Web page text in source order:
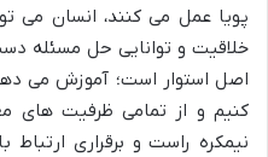
پویا عمل می کنند، انسان می
خلاقیت و توانایی حل مسئله
اصل استوار است؛ آموزش می دهد
کنیم و از تمامی ظرفیت های
نیمکره راست و برقراری